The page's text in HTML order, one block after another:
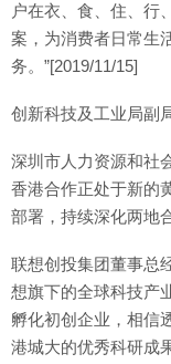
户在衣、食、住、行
案，为消费者日常生
务。”[2019/11/15]
创新科技及工业局副
深圳市人力资源和社
香港合作正处于新的
部署，持续深化两地
联想创投集团董事总
想旗下的全球科技产
孵化初创企业，相信
港城大的优秀科研成